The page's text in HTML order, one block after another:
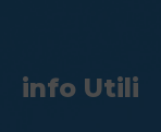
info Utili